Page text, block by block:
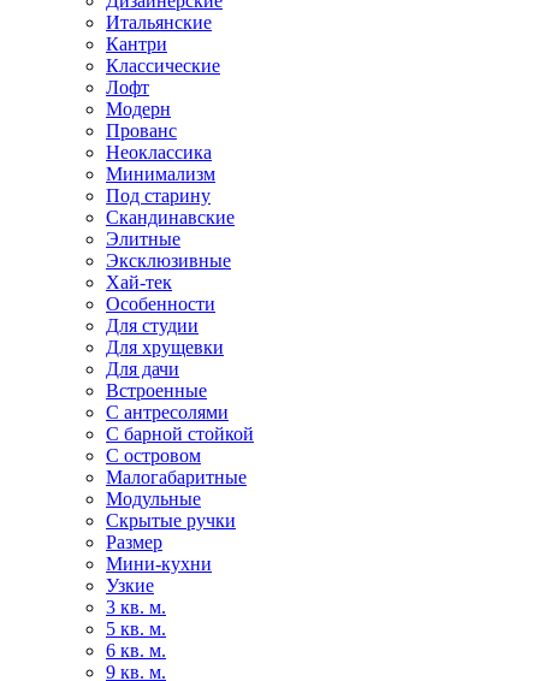
Итальянские
Кантри
Классические
Лофт
Модерн
Прованс
Неоклассика
Минимализм
Под старину
Скандинавские
Элитные
Эксклюзивные
Хай-тек
Особенности
Для студии
Для хрущевки
Для дачи
Встроенные
С антресолями
С барной стойкой
С островом
Малогабаритные
Модульные
Скрытые ручки
Размер
Мини-кухни
Узкие
3 кв. м.
5 кв. м.
6 кв. м.
9 кв. м.